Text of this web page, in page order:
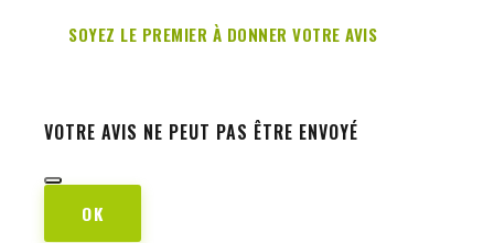
SOYEZ LE PREMIER À DONNER VOTRE AVIS
VOTRE AVIS NE PEUT PAS ÊTRE ENVOYÉ
OK